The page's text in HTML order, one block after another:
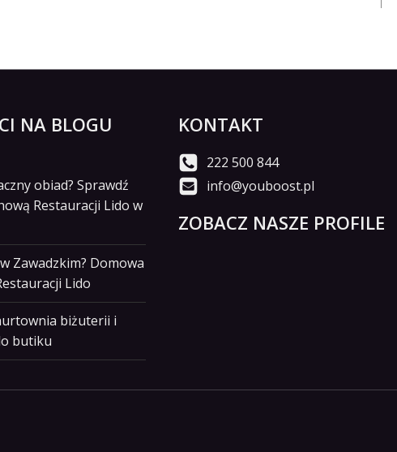
NA BLOGU
obiad? Sprawdź
Restauracji Lido w
Zawadzkim? Domowa
Lido
biżuterii i
butiku
KONTAKT
222 500 844
info@youboost.pl
ZOBACZ NASZE PROFILE